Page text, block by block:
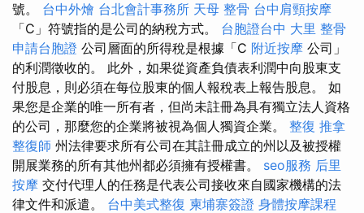
號。 台中外燴 台北會計事務所 天母 整骨 台中肩頸按摩
「C」符號指的是公司的納稅方式。 台胞證台中 大里 整骨
申請台胞證 公司層面的所得稅是根據「C 附近按摩 公司」
的利潤徵收的。 此外，如果從資產負債表利潤中向股東支
付股息，則必須在每位股東的個人報稅表上報告股息。 如
果您是企業的唯一所有者，但尚未註冊為具有獨立法人資格
的公司，那麼您的企業將被視為個人獨資企業。 整復 推拿
整復師 州法律要求所有公司在其註冊成立的州以及被授權
開展業務的所有其他州都必須擁有授權書。 seo服務 后里
按摩 交付代理人的任務是代表公司接收來自國家機構的法
律文件和派遣。 台中美式整復 柬埔寨簽證 身體按摩課程